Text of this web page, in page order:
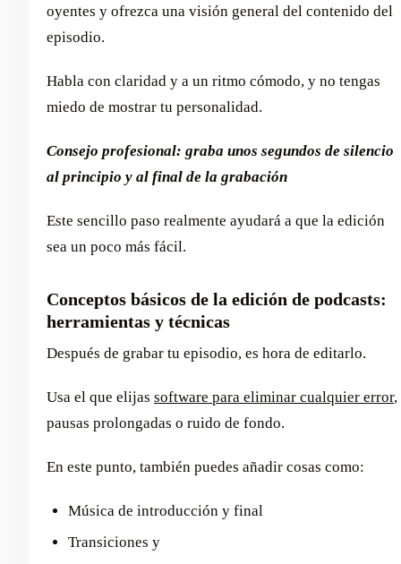
oyentes y ofrezca una visión general del contenido del
episodio.
Habla con claridad y a un ritmo cómodo, y no tengas
miedo de mostrar tu personalidad.
Consejo profesional: graba unos segundos de silencio
al principio y al final de la grabación
Este sencillo paso realmente ayudará a que la edición
sea un poco más fácil.
Conceptos básicos de la edición de podcasts:
herramientas y técnicas
Después de grabar tu episodio, es hora de editarlo.
Usa el que elijas software para eliminar cualquier error,
pausas prolongadas o ruido de fondo.
En este punto, también puedes añadir cosas como:
Música de introducción y final
Transiciones y